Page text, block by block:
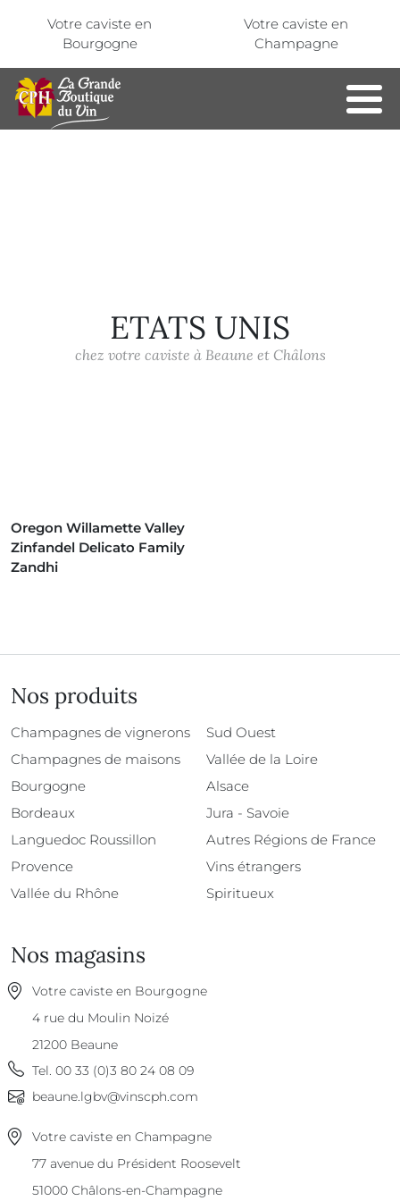
Votre caviste en
Bourgogne
Votre caviste en
Champagne
ETATS UNIS
chez votre caviste à Beaune et Châlons
Oregon Willamette Valley
Zinfandel Delicato Family
Zandhi
Nos produits
Champagnes de vignerons
Champagnes de maisons
Bourgogne
Bordeaux
Languedoc Roussillon
Provence
Vallée du Rhône
Sud Ouest
Vallée de la Loire
Alsace
Jura - Savoie
Autres Régions de France
Vins étrangers
Spiritueux
Nos magasins
Votre caviste en Bourgogne
4 rue du Moulin Noizé
21200 Beaune
Tel. 00 33 (0)3 80 24 08 09
beaune.lgbv@vinscph.com
Votre caviste en Champagne
77 avenue du Président Roosevelt
51000 Châlons-en-Champagne